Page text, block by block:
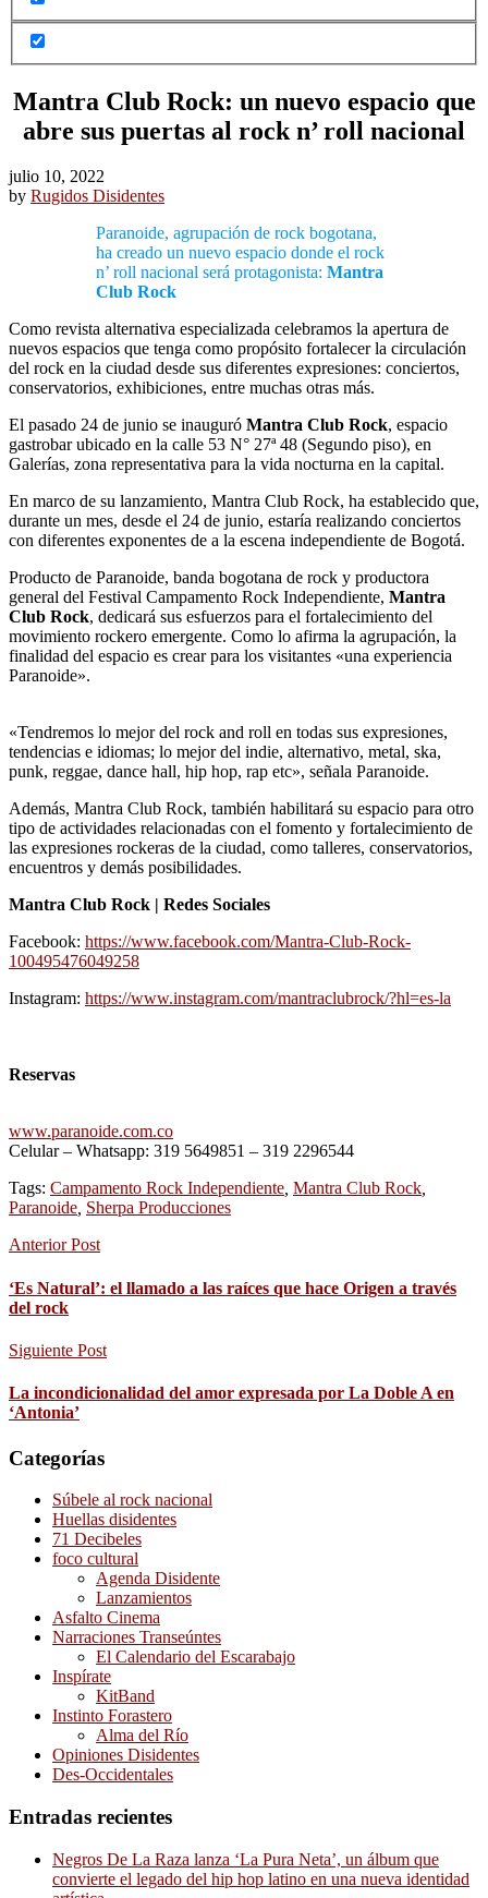
Mantra Club Rock: un nuevo espacio que
abre sus puertas al rock n’ roll nacional
julio 10, 2022
by Rugidos Disidentes
Paranoide, agrupación de rock bogotana,
ha creado un nuevo espacio donde el rock
n’ roll nacional será protagonista: Mantra
Club Rock
Como revista alternativa especializada celebramos la apertura de
nuevos espacios que tenga como propósito fortalecer la circulación
del rock en la ciudad desde sus diferentes expresiones: conciertos,
conservatorios, exhibiciones, entre muchas otras más.
El pasado 24 de junio se inauguró Mantra Club Rock, espacio
gastrobar ubicado en la calle 53 N° 27ª 48 (Segundo piso), en
Galerías, zona representativa para la vida nocturna en la capital.
En marco de su lanzamiento, Mantra Club Rock, ha establecido que,
durante un mes, desde el 24 de junio, estaría realizando conciertos
con diferentes exponentes de a la escena independiente de Bogotá.
Producto de Paranoide, banda bogotana de rock y productora
general del Festival Campamento Rock Independiente, Mantra
Club Rock, dedicará sus esfuerzos para el fortalecimiento del
movimiento rockero emergente. Como lo afirma la agrupación, la
finalidad del espacio es crear para los visitantes «una experiencia
Paranoide».
«Tendremos lo mejor del rock and roll en todas sus expresiones,
tendencias e idiomas; lo mejor del indie, alternativo, metal, ska,
punk, reggae, dance hall, hip hop, rap etc», señala Paranoide.
Además, Mantra Club Rock, también habilitará su espacio para otro
tipo de actividades relacionadas con el fomento y fortalecimiento de
las expresiones rockeras de la ciudad, como talleres, conservatorios,
encuentros y demás posibilidades.
Mantra Club Rock | Redes Sociales
Facebook: https://www.facebook.com/Mantra-Club-Rock-
100495476049258
Instagram: https://www.instagram.com/mantraclubrock/?hl=es-la
Reservas
www.paranoide.com.co
Celular – Whatsapp: 319 5649851 – 319 2296544
Tags: Campamento Rock Independiente, Mantra Club Rock,
Paranoide, Sherpa Producciones
Anterior Post
‘Es Natural’: el llamado a las raíces que hace Origen a través
del rock
Siguiente Post
La incondicionalidad del amor expresada por La Doble A en
‘Antonia’
Categorías
Súbele al rock nacional
Huellas disidentes
71 Decibeles
foco cultural
Agenda Disidente
Lanzamientos
Asfalto Cinema
Narraciones Transeúntes
El Calendario del Escarabajo
Inspírate
KitBand
Instinto Forastero
Alma del Río
Opiniones Disidentes
Des-Occidentales
Entradas recientes
Negros De La Raza lanza ‘La Pura Neta’, un álbum que
convierte el legado del hip hop latino en una nueva identidad